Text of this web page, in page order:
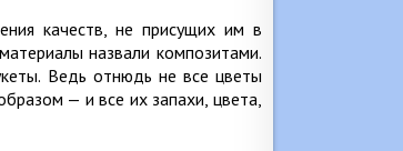
качеств, не присущих им в
назвали композитами.
Ведь отнюдь не все цветы
— и все их запахи, цвета,